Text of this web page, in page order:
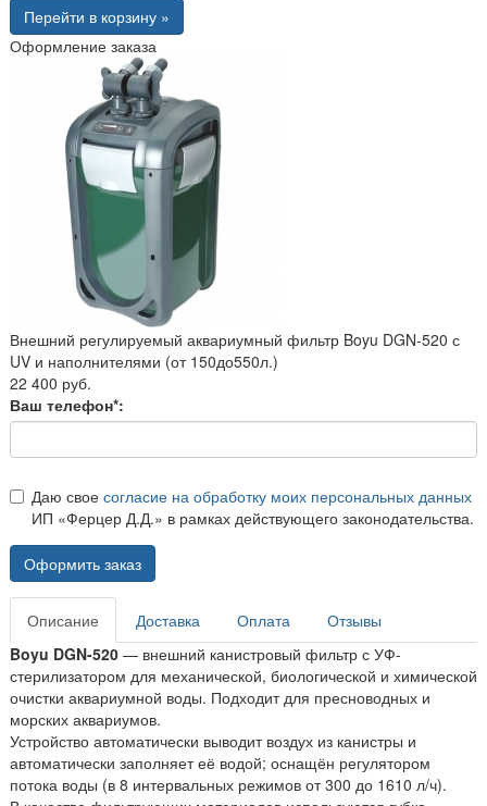
Перейти в корзину »
Оформление заказа
Внешний регулируемый аквариумный фильтр Boyu DGN-520 с
UV и наполнителями (от 150до550л.)
22 400 руб.
Ваш телефон*:
Даю свое согласие на обработку моих персональных данных
ИП «Ферцер Д.Д.» в рамках действующего законодательства.
Оформить заказ
Описание Доставка Оплата
Отзывы
Boyu DGN-520 — внешний канистровый фильтр с УФ-
стерилизатором для механической, биологической и химической
очистки аквариумной воды. Подходит для пресноводных и
морских аквариумов.
Устройство автоматически выводит воздух из канистры и
автоматически заполняет её водой; оснащён регулятором
потока воды (в 8 интервальных режимов от 300 до 1610 л/ч).